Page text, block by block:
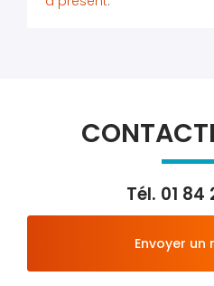
Tél. 01 84
Envoyer un